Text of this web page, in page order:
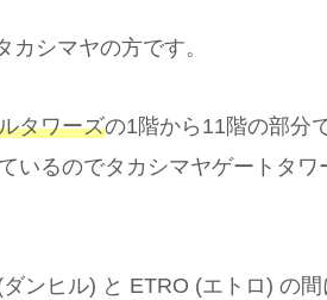
シマヤの方です。
タワーズの1階から11階の部分
いるのでタカシマヤゲートタワ
ンヒル) と ETRO (エトロ) の間